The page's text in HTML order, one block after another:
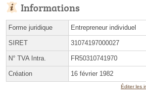
Informations
Forme juridique Entrepreneur individuel
SIRET 31074197000027
N° TVA Intra. FR50310741970
Création 16 février 1982
Éditer les